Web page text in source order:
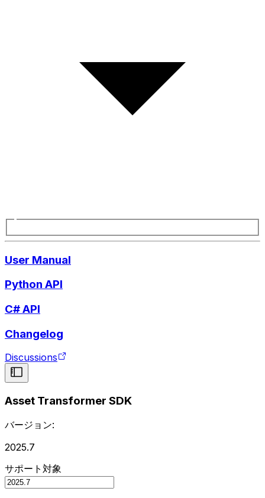
User Manual
Python API
C# API
Changelog
Discussions
Asset Transformer SDK
バージョン:
2025.7
サポート対象